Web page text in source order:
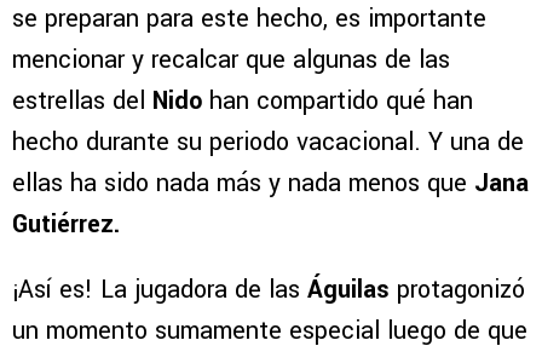
se preparan para este hecho, es importante
mencionar y recalcar que algunas de las
estrellas del Nido han compartido qué han
hecho durante su periodo vacacional. Y una de
ellas ha sido nada más y nada menos que Jana
Gutiérrez.
¡Así es! La jugadora de las Águilas protagonizó
un momento sumamente especial luego de que